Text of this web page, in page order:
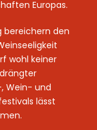
Europas.
bereichern den
wohl keiner
Wein- und
lässt